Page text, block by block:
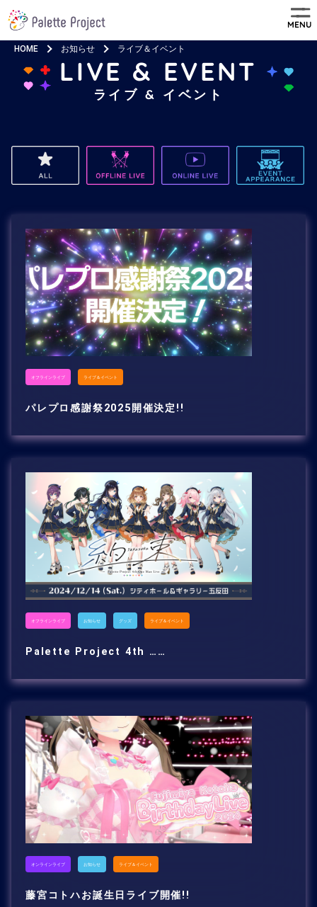
MENU
HOME お知らせ ライブ＆イベント
LIVE & EVENT
ライブ & イベント
オフラインライブ ライブ＆イベント
パレプロ感謝祭2025開催決定!!
オフラインライブ お知らせ グッズ ライブ＆イベント
Palette Project 4th ……
オンラインライブ お知らせ ライブ＆イベント
藤宮コトハお誕生日ライブ開催!!